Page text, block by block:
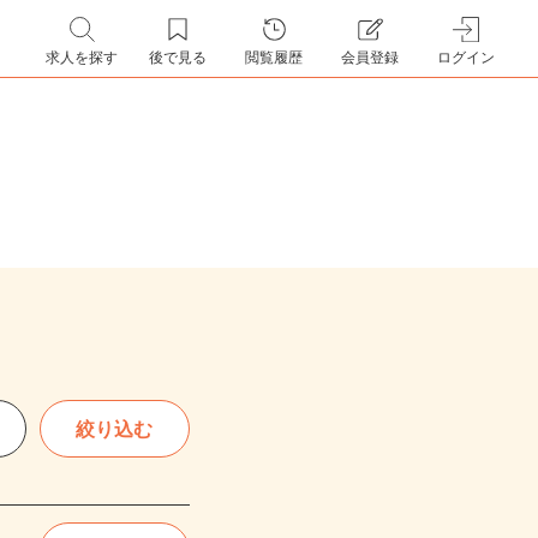
求人を探す 後で見る 閲覧履歴 会員登録 ログイン
絞り込む